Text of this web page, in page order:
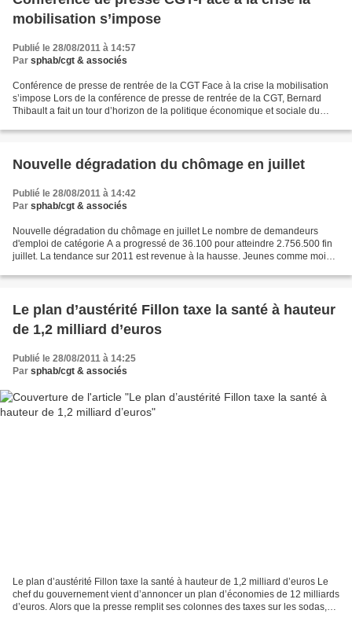
mobilisation s’impose
Publié le 28/08/2011 à 14:57
Par sphab/cgt & associés
Conférence de presse de rentrée de la CGT Face à la crise la mobilisation
s’impose Lors de la conférence de presse de rentrée de la CGT, Bernard
Thibault a fait un tour d’horizon de la politique économique et sociale du
Nouvelle dégradation du chômage en juillet
Publié le 28/08/2011 à 14:42
Par sphab/cgt & associés
Nouvelle dégradation du chômage en juillet Le nombre de demandeurs
d'emploi de catégorie A a progressé de 36.100 pour atteindre 2.756.500 fin
juillet. La tendance sur 2011 est revenue à la hausse. Jeunes comme moins
Le plan d’austérité Fillon taxe la santé à hauteur
de 1,2 milliard d’euros
Publié le 28/08/2011 à 14:25
Par sphab/cgt & associés
Le plan d’austérité Fillon taxe la santé à hauteur de 1,2 milliard d’euros Le
chef du gouvernement vient d’annoncer un plan d’économies de 12 milliards
d’euros. Alors que la presse remplit ses colonnes des taxes sur les sodas,